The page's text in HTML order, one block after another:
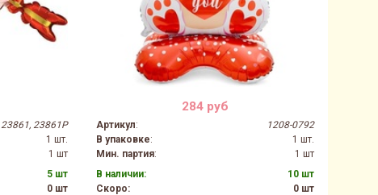
23861, 23861P
1 шт.
1 шт
5 шт
0 шт
284 руб
Артикул:
1208-0792
В упаковке:
1 шт.
Мин. партия:
1 шт
В наличии:
10 шт
Скоро:
0 шт